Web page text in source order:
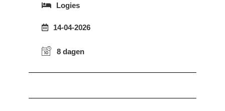
Logies
14-04-2026
8 dagen